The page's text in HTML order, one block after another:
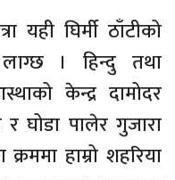
यही घिर्मी ठाँटीको
। हिन्दु तथा
केन्द्र दामोदर
र घोडा पालेर गुजारा
हाम्रो शहरिया